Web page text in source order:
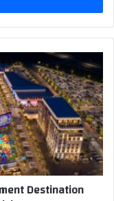
ب
ر
ا
ل
إ
ل
ك
ت
ر
h
a
i
m
H
i
l
Destination